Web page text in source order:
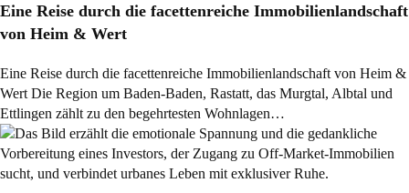
Eine Reise durch die facettenreiche Immobilienlandschaft
von Heim & Wert
Eine Reise durch die facettenreiche Immobilienlandschaft von Heim &
Wert Die Region um Baden-Baden, Rastatt, das Murgtal, Albtal und
Ettlingen zählt zu den begehrtesten Wohnlagen…